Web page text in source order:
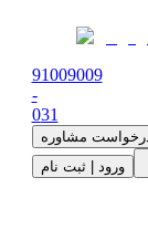
91009009
-
031
مشاوره
ورود | ثبت نام